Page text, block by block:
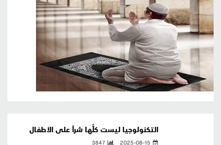
التكنولوجيا ليست كلُّها شراً على الأطفال
2025-08-15
3847